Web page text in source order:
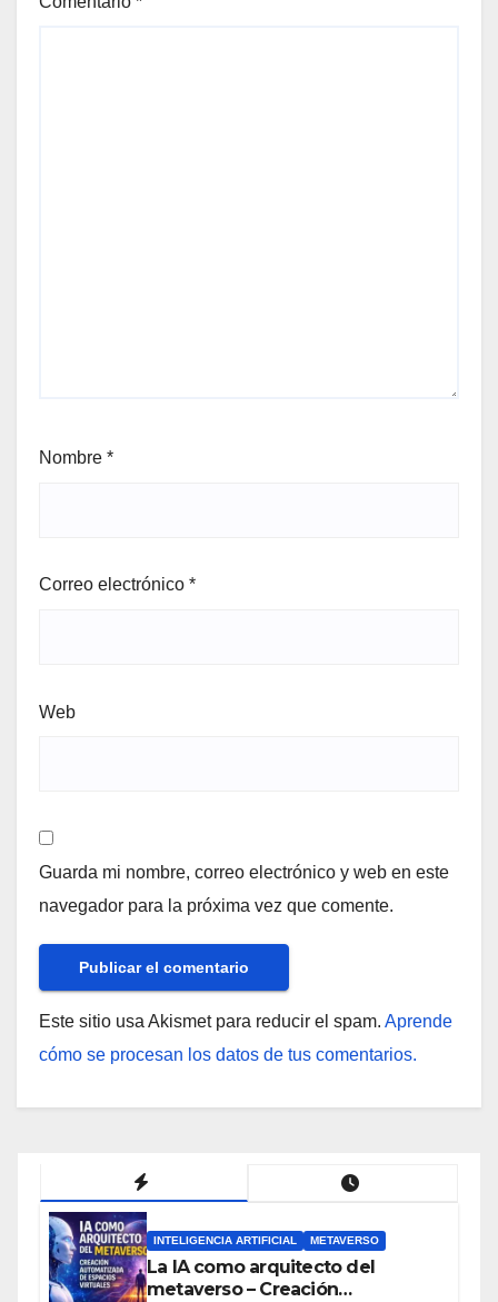
Nombre *
Correo electrónico *
Web
Guarda mi nombre, correo electrónico y web en este
navegador para la próxima vez que comente.
Este sitio usa Akismet para reducir el spam. Aprende
cómo se procesan los datos de tus comentarios.
INTELIGENCIA ARTIFICIAL METAVERSO
La IA como arquitecto del
metaverso – Creación